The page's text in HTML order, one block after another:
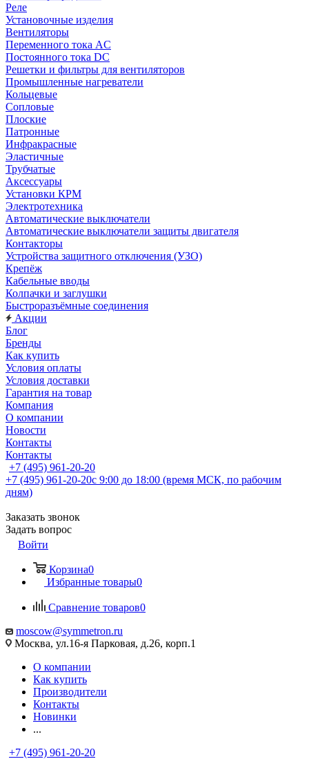
Реле
Установочные изделия
Вентиляторы
Переменного тока AC
Постоянного тока DC
Решетки и фильтры для вентиляторов
Промышленные нагреватели
Кольцевые
Сопловые
Плоские
Патронные
Инфракрасные
Эластичные
Трубчатые
Аксессуары
Установки КРМ
Электротехника
Автоматические выключатели
Автоматические выключатели защиты двигателя
Контакторы
Устройства защитного отключения (УЗО)
Крепёж
Кабельные вводы
Колпачки и заглушки
Быстроразъёмные соединения
Акции
Блог
Бренды
Как купить
Условия оплаты
Условия доставки
Гарантия на товар
Компания
О компании
Новости
Контакты
Контакты
+7 (495) 961-20-20
+7 (495) 961-20-20с 9:00 до 18:00 (время МСК, по рабочим
дням)
Заказать звонок
Задать вопрос
Войти
Корзина0
Избранные товары0
Сравнение товаров0
moscow@symmetron.ru
Москва, ул.16-я Парковая, д.26, корп.1
О компании
Как купить
Производители
Контакты
Новинки
...
+7 (495) 961-20-20